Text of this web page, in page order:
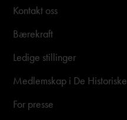
Kontakt oss
Bærekraft
Ledige stillinger
Medlemskap i De Historiske
For presse